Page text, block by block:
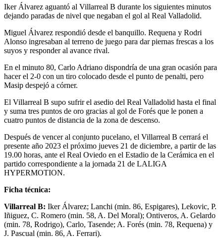
Iker Álvarez aguantó al Villarreal B durante los siguientes minutos
dejando paradas de nivel que negaban el gol al Real Valladolid.
Miguel Álvarez respondió desde el banquillo. Requena y Rodri
Alonso ingresaban al terreno de juego para dar piernas frescas a los
suyos y responder al avance rival.
En el minuto 80, Carlo Adriano dispondría de una gran ocasión para
hacer el 2-0 con un tiro colocado desde el punto de penalti, pero
Masip despejó a córner.
El Villarreal B supo sufrir el asedio del Real Valladolid hasta el final
y suma tres puntos de oro gracias al gol de Forés que le ponen a
cuatro puntos de distancia de la zona de descenso.
Después de vencer al conjunto pucelano, el Villarreal B cerrará el
presente año 2023 el próximo jueves 21 de diciembre, a partir de las
19.00 horas, ante el Real Oviedo en el Estadio de la Cerámica en el
partido correspondiente a la jornada 21 de LALIGA
HYPERMOTION.
Ficha técnica:
Villarreal B: Iker Álvarez; Lanchi (min. 86, Espigares), Lekovic, P.
Iñiguez, C. Romero (min. 58, A. Del Moral); Ontiveros, A. Gelardo
(min. 78, Rodrigo), Carlo, Tasende; A. Forés (min. 78, Requena) y
J. Pascual (min. 86, A. Ferrari).